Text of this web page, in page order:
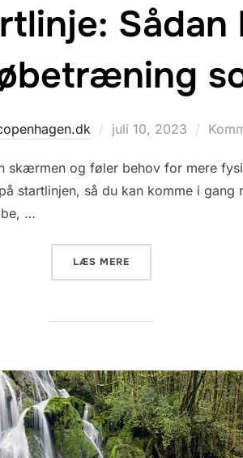
Sådan
Udgivet
juli 10, 2023
skærmen og føler behov for mere
startlinjen, så du kan komme i
…
LÆS MERE